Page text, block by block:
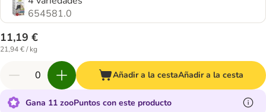
654581.0
11,19 €
21,94 € / kg
Añadir a la cestaAñadir a la cesta
Gana 11 zooPuntos con este producto